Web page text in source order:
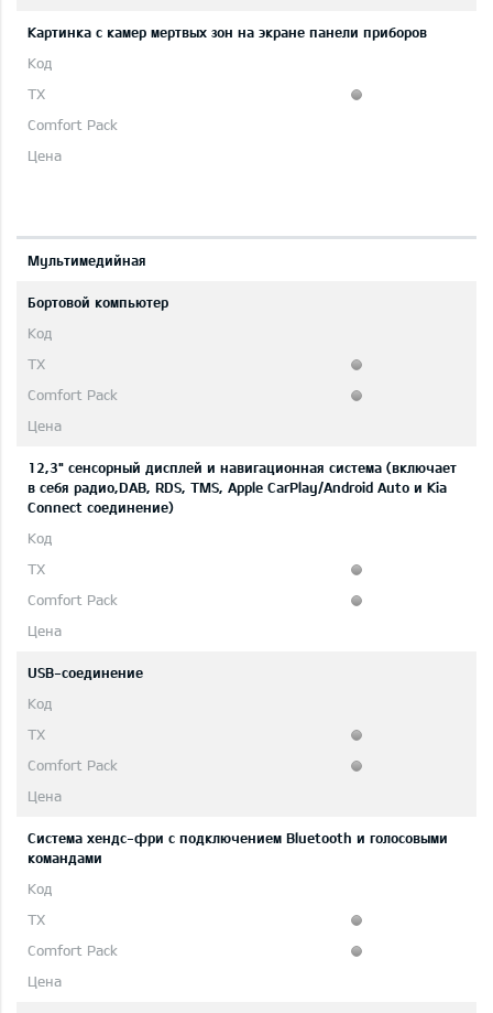
Картинка с камер мертвых зон на экране панели приборов
Мультимедийная
Бортовой компьютер
12,3" сенсорный дисплей и навигационная система (включает
в себя радио,DAB, RDS, TMS, Apple CarPlay/Android Auto и Kia
Connect соединение)
USB-соединение
Система хендс-фри с подключением Bluetooth и голосовыми
командами